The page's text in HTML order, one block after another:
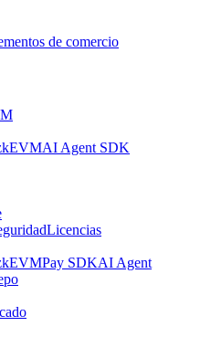
de comercio
AI Agent SDK
Licencias
Pay SDKAI Agent